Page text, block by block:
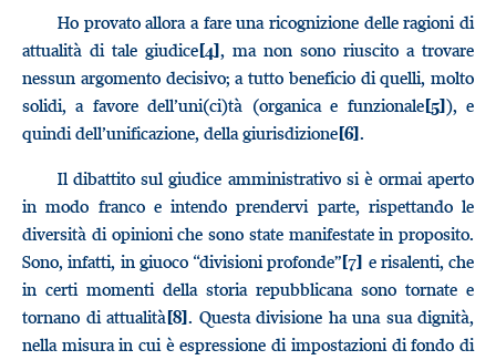
Ho provato allora a fare una ricognizione delle ragioni di
attualità di tale giudice[4], ma non sono riuscito a trovare
nessun argomento decisivo; a tutto beneficio di quelli, molto
solidi, a favore dell’uni(ci)tà (organica e funzionale[5]), e
quindi dell’unificazione, della giurisdizione[6].
Il dibattito sul giudice amministrativo si è ormai aperto
in modo franco e intendo prendervi parte, rispettando le
diversità di opinioni che sono state manifestate in proposito.
Sono, infatti, in giuoco “divisioni profonde”[7] e risalenti, che
in certi momenti della storia repubblicana sono tornate e
tornano di attualità[8]. Questa divisione ha una sua dignità,
nella misura in cui è espressione di impostazioni di fondo di